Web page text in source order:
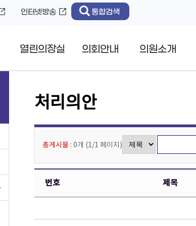
인터넷방송 통합검색
열린의장실 의회안내 의원소개
처리의안
총게시물 : 0개 (1/1 페이지 )
번호 제목